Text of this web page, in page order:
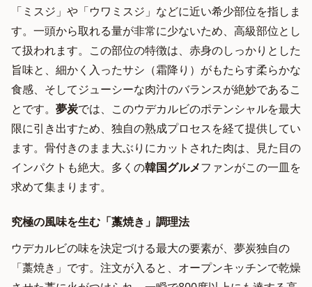
「ミスジ」や「ウワミスジ」などに近い希少部位を指しま
す。一頭から取れる量が非常に少ないため、高級部位とし
て扱われます。この部位の特徴は、赤身のしっかりとした
旨味と、細かく入ったサシ（霜降り）がもたらす柔らかな
食感、そしてジューシーな肉汁のバランスが絶妙であるこ
とです。 夢炭では、このウデカルビのポテンシャルを最大
限に引き出すため、独自の熟成プロセスを経て提供してい
ます。骨付きのまま大ぶりにカットされた肉は、見た目の
インパクトも絶大。多くの韓国グルメファンがこの一皿を
求めて集まります。
究極の風味を生む「藁焼き」調理法
ウデカルビの味を決定づける最大の要素が、夢炭独自の
「藁焼き」です。注文が入ると、オープンキッチンで乾燥